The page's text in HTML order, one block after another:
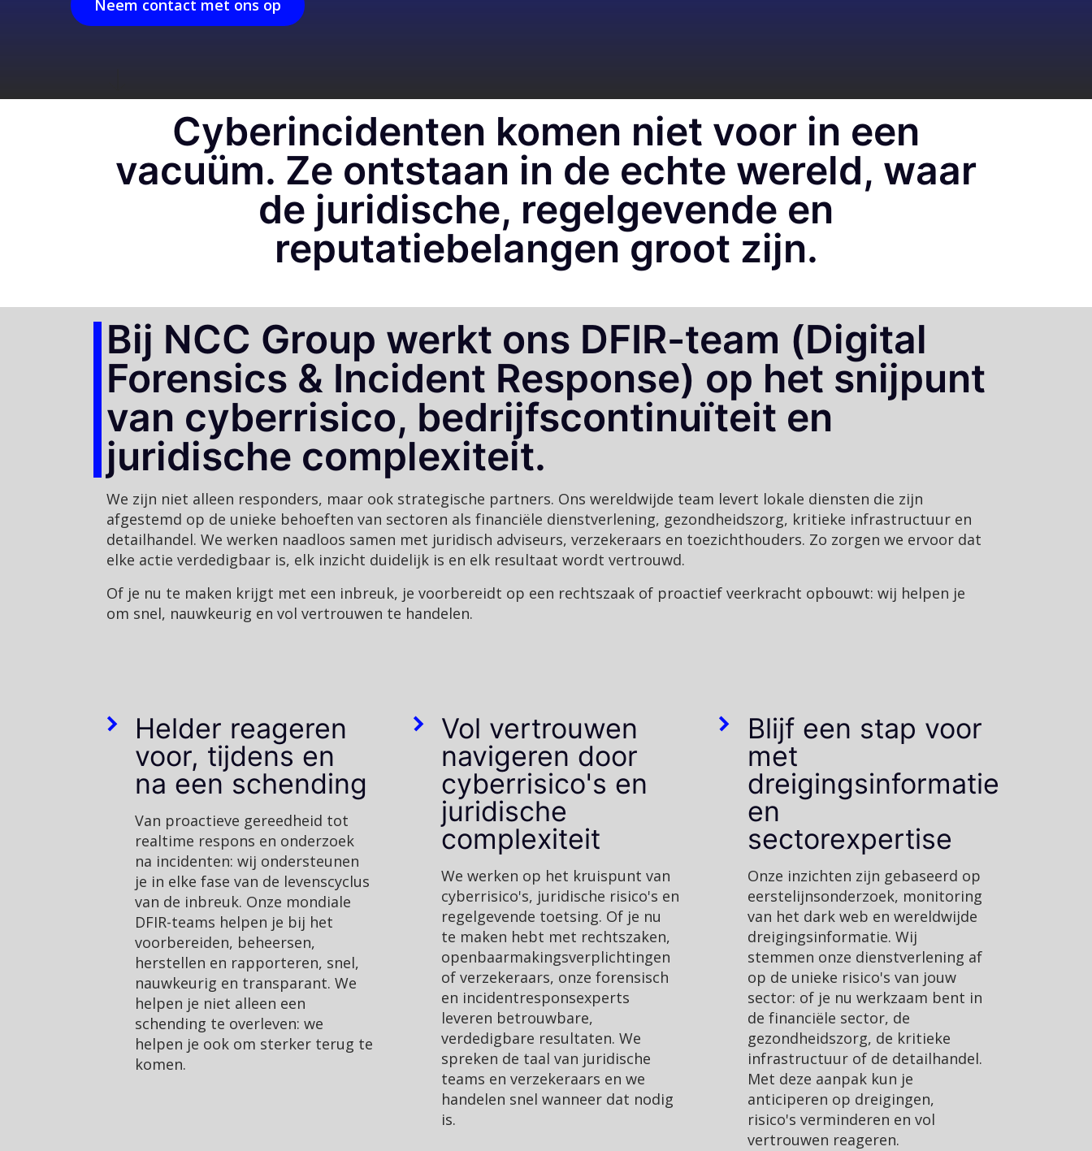
Neem contact met ons op
Cyberincidenten komen niet voor in een
vacuüm. Ze ontstaan in de echte wereld, waar
de juridische, regelgevende en
reputatiebelangen groot zijn.
Bij NCC Group werkt ons DFIR-team (Digital
Forensics & Incident Response) op het snijpunt
van cyberrisico, bedrijfscontinuïteit en
juridische complexiteit.
We zijn niet alleen responders, maar ook strategische partners. Ons wereldwijde team levert lokale diensten die zijn
afgestemd op de unieke behoeften van sectoren als financiële dienstverlening, gezondheidszorg, kritieke infrastructuur en
detailhandel. We werken naadloos samen met juridisch adviseurs, verzekeraars en toezichthouders. Zo zorgen we ervoor dat
elke actie verdedigbaar is, elk inzicht duidelijk is en elk resultaat wordt vertrouwd.
Of je nu te maken krijgt met een inbreuk, je voorbereidt op een rechtszaak of proactief veerkracht opbouwt: wij helpen je
om snel, nauwkeurig en vol vertrouwen te handelen.
Helder reageren
voor, tijdens en
na een schending
Van proactieve gereedheid tot
realtime respons en onderzoek
na incidenten: wij ondersteunen
je in elke fase van de levenscyclus
van de inbreuk. Onze mondiale
DFIR-teams helpen je bij het
voorbereiden, beheersen,
herstellen en rapporteren, snel,
nauwkeurig en transparant. We
helpen je niet alleen een
schending te overleven: we
helpen je ook om sterker terug te
komen.
Vol vertrouwen
navigeren door
cyberrisico's en
juridische
complexiteit
We werken op het kruispunt van
cyberrisico's, juridische risico's en
regelgevende toetsing. Of je nu
te maken hebt met rechtszaken,
openbaarmakingsverplichtingen
of verzekeraars, onze forensisch
en incidentresponsexperts
leveren betrouwbare,
verdedigbare resultaten. We
spreken de taal van juridische
teams en verzekeraars en we
handelen snel wanneer dat nodig
is.
Blijf een stap voor
met
dreigingsinformatie
en
sectorexpertise
Onze inzichten zijn gebaseerd op
eerstelijnsonderzoek, monitoring
van het dark web en wereldwijde
dreigingsinformatie. Wij
stemmen onze dienstverlening af
op de unieke risico's van jouw
sector: of je nu werkzaam bent in
de financiële sector, de
gezondheidszorg, de kritieke
infrastructuur of de detailhandel.
Met deze aanpak kun je
anticiperen op dreigingen,
risico's verminderen en vol
vertrouwen reageren.